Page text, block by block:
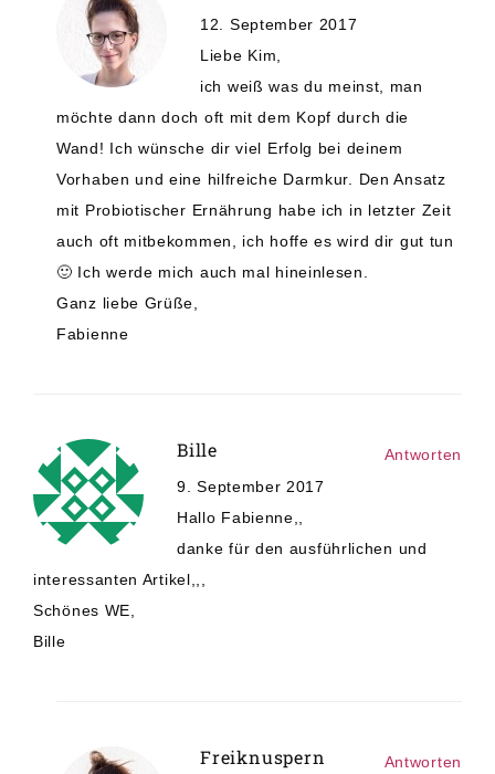
12. September 2017
Liebe Kim,
ich weiß was du meinst, man
möchte dann doch oft mit dem Kopf durch die
Wand! Ich wünsche dir viel Erfolg bei deinem
Vorhaben und eine hilfreiche Darmkur. Den Ansatz
mit Probiotischer Ernährung habe ich in letzter Zeit
auch oft mitbekommen, ich hoffe es wird dir gut tun
🙂 Ich werde mich auch mal hineinlesen.
Ganz liebe Grüße,
Fabienne
Bille
9. September 2017
Hallo Fabienne,,
danke für den ausführlichen und
interessanten Artikel,,,
Schönes WE,
Bille
Antworten
Freiknuspern Antworten